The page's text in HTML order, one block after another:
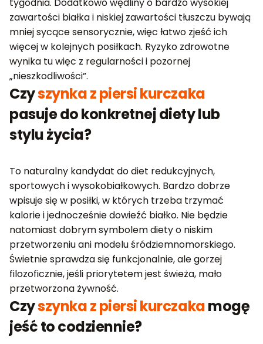
tygodnia. Dodatkowo wędliny o bardzo wysokiej
zawartości białka i niskiej zawartości tłuszczu bywają
mniej sycące sensorycznie, więc łatwo zjeść ich
więcej w kolejnych posiłkach. Ryzyko zdrowotne
wynika tu więc z regularności i pozornej
„nieszkodliwości”.
Czyszynka z piersi kurczaka
pasuje do konkretnej diety lub
stylu życia?
To naturalny kandydat do diet redukcyjnych,
sportowych i wysokobiałkowych. Bardzo dobrze
wpisuje się w posiłki, w których trzeba trzymać
kalorie i jednocześnie dowieźć białko. Nie będzie
natomiast dobrym symbolem diety o niskim
przetworzeniu ani modelu śródziemnomorskiego.
Świetnie sprawdza się funkcjonalnie, ale gorzej
filozoficznie, jeśli priorytetem jest świeża, mało
przetworzona żywność.
Czyszynka z piersi kurczakamogę
jeść to codziennie?